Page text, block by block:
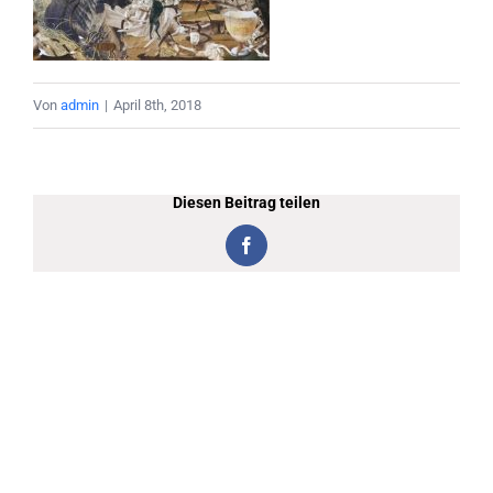
Von admin | April 8th, 2018
Diesen Beitrag teilen
Facebook